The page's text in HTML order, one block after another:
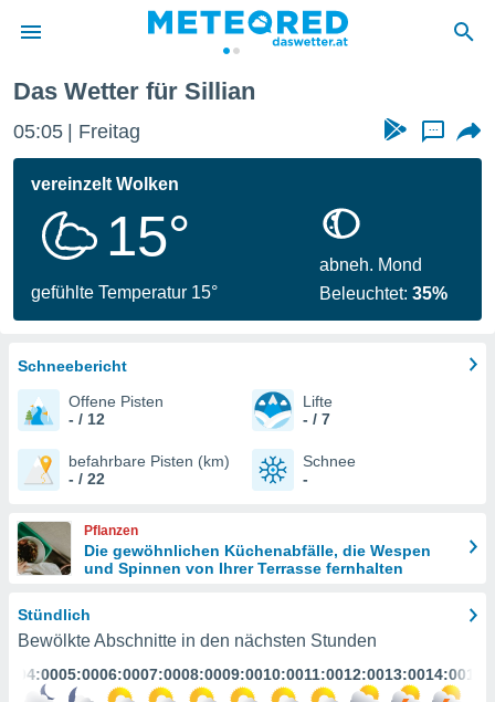
wurde
dass
sind.
diese
basiert,
zu
Ihnen
AKZEPTIEREN
FORTFAHREN
Das Wetter für Sillian
05:05 Freitag ...
vereinzelt Wolken
15°
gefühlte Temperatur 15°
abneh. Mond
Beleuchtet:35%
Schneebericht
Offene Pisten
- / 12
Lifte
- / 7
befahrbare Pisten (km)
- / 22
Schnee
-
Pflanzen
Die gewöhnlichen Küchenabfälle, die Wespen
und Spinnen von Ihrer Terrasse fernhalten
Stündlich
Bewölkte Abschnitte in den nächsten Stunden
04:0005:0006:0007:0008:0009:0010:0011:0012:0013:0014:00